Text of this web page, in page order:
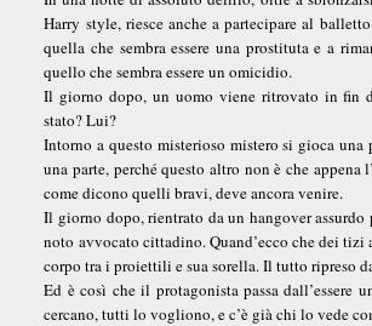
Harry style, riesce anche a partecipare al
quella che sembra essere una prostituta e a
quello che sembra essere un omicidio.
Il giorno dopo, un uomo viene ritrovato in fin
stato? Lui?
Intorno a questo misterioso mistero si gioca una
una parte, perché questo altro non è che
come dicono quelli bravi, deve ancora venire.
Il giorno dopo, rientrato da un hangover
noto avvocato cittadino. Quand’ecco che dei
corpo tra i proiettili e sua sorella. Il tutto ripreso
Ed è così che il protagonista passa dall’essere
cercano, tutti lo vogliono, e c’è già chi lo vede